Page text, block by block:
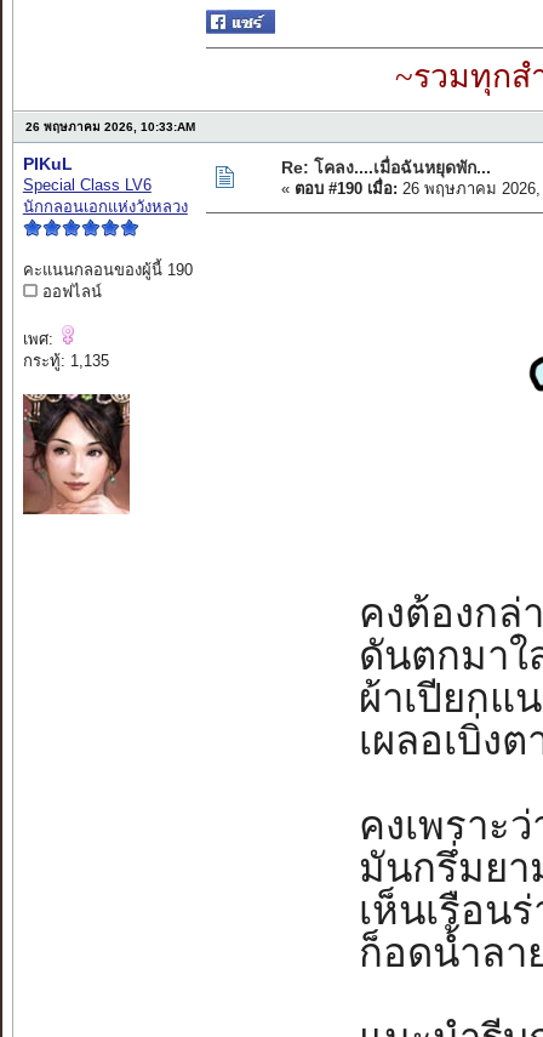
~รวมทุกส
26 พฤษภาคม 2026, 10:33:AM
PIKuL
Special Class LV6
นักกลอนเอกแห่งวังหลวง
คะแนนกลอนของผู้นี้ 190
ออฟไลน์
เพศ:
กระทู้: 1,135
Re: โคลง....เมื่อฉันหยุดพัก...
« ตอบ #190 เมื่อ: 26 พฤษภาคม 2026,
คงต้องกล่
ดันตกมาใ
ผ้าเปียกแ
เผลอเบิ่ง
คงเพราะ
มันกรึ่มยา
เห็นเรือน
ก็อดน้ำลา